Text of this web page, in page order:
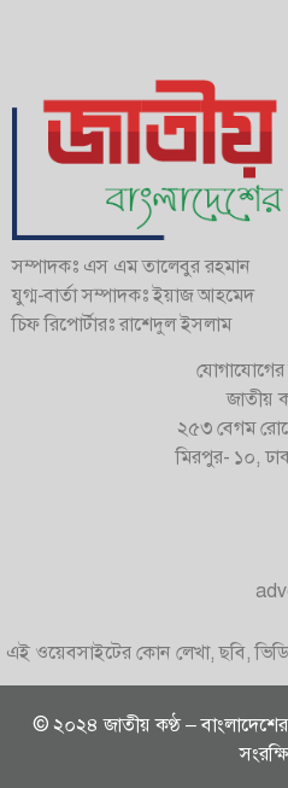
সম্পাদকঃ এস এম তালেবুর রহমান
যুগ্ম-বার্তা সম্পাদকঃ ইয়াজ আহমেদ
চিফ রিপোর্টারঃ রাশেদুল ইসলাম
যোগাযোগের
জাতীয়
২৫৩ বেগম
মিরপুর- ১০,
এই ওয়েবসাইটের কোন লেখা, ছবি,
© ২০২৪ জাতীয় কণ্ঠ – বাংলাদেশের